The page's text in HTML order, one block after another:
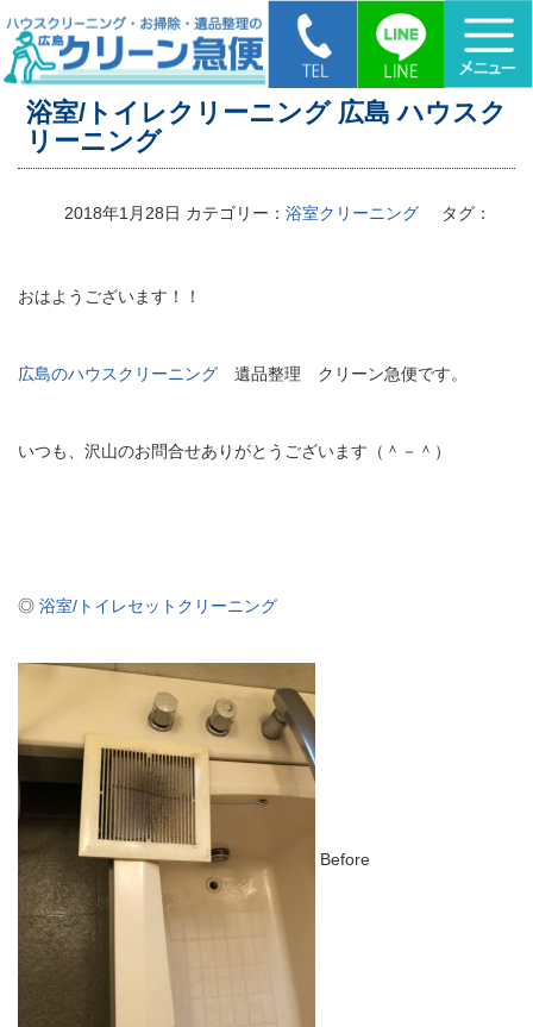
HOME > 浴室/トイレクリーニング 広島 ハウスクリーニング
浴室/トイレクリーニング 広島 ハウスク
リーニング
2018年1月28日 カテゴリー： 浴室クリーニング タグ：
おはようございます！！
広島のハウスクリーニング 遺品整理 クリーン急便です。
いつも、沢山のお問合せありがとうございます（＾－＾）
◎ 浴室/トイレセットクリーニング
Before